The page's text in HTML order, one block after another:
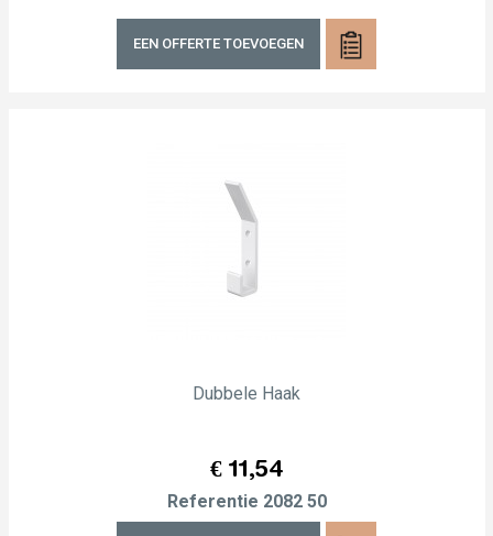
EEN OFFERTE TOEVOEGEN
Dubbele Haak
Prijs
€ 11,54
Referentie 2082 50